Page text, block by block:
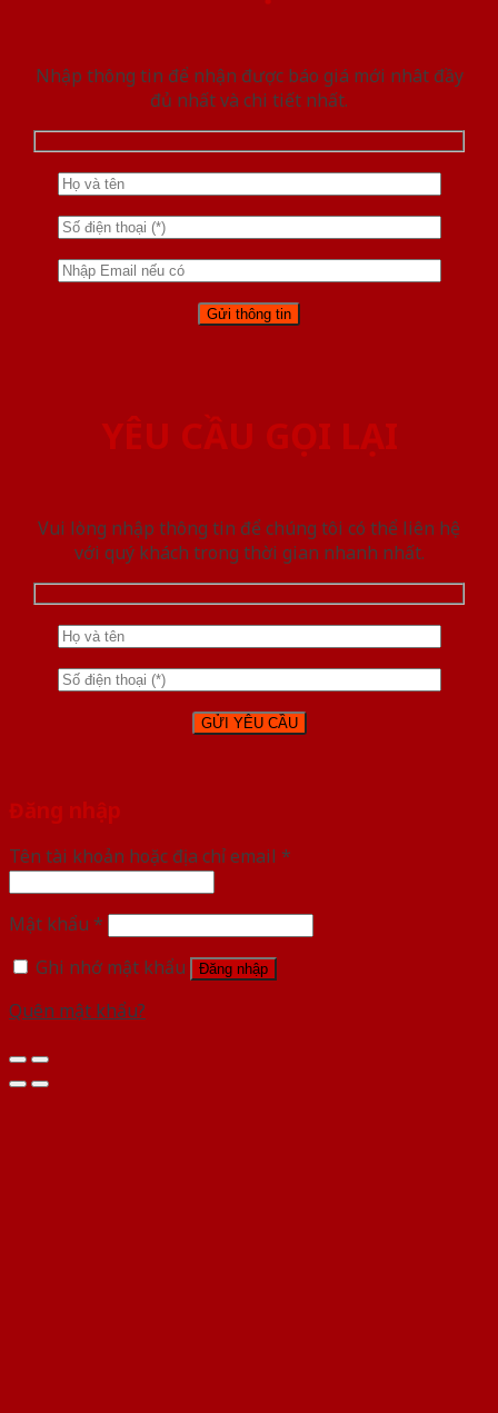
Nhập thông tin để nhận được báo giá mới nhât đầy
đủ nhất và chi tiết nhất.
YÊU CẦU GỌI LẠI
Vui lòng nhập thông tin để chúng tôi có thể liên hệ
với quý khách trong thời gian nhanh nhất.
Đăng nhập
Tên tài khoản hoặc địa chỉ email *
Mật khẩu *
Ghi nhớ mật khẩu
Đăng nhập
Quên mật khẩu?